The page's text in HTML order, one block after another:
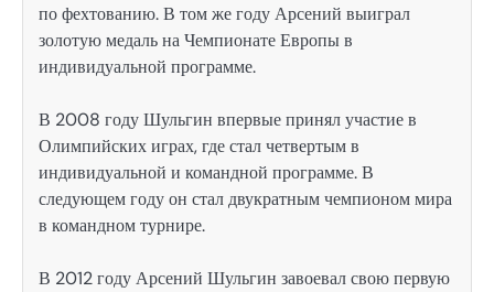
по фехтованию. В том же году Арсений выиграл
золотую медаль на Чемпионате Европы в
индивидуальной программе.
В 2008 году Шульгин впервые принял участие в
Олимпийских играх, где стал четвертым в
индивидуальной и командной программе. В
следующем году он стал двукратным чемпионом мира
в командном турнире.
В 2012 году Арсений Шульгин завоевал свою первую